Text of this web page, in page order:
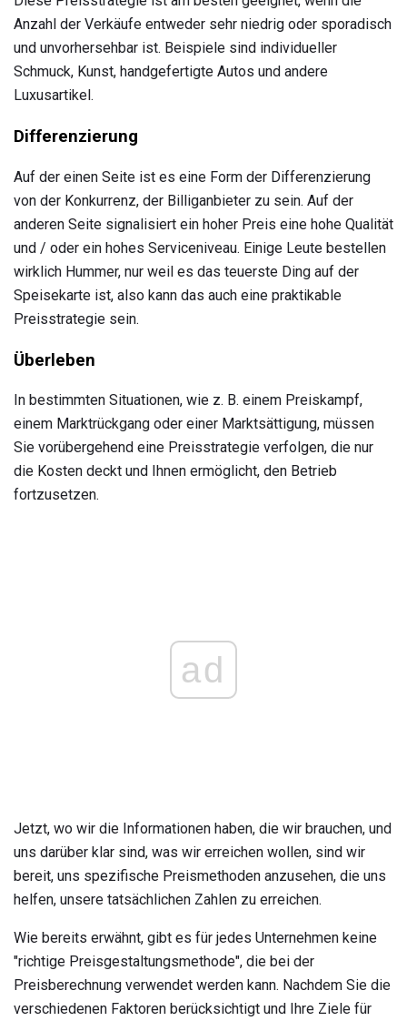
Anzahl der Verkäufe entweder sehr niedrig oder sporadisch
und unvorhersehbar ist. Beispiele sind individueller
Schmuck, Kunst, handgefertigte Autos und andere
Luxusartikel.
Differenzierung
Auf der einen Seite ist es eine Form der Differenzierung
von der Konkurrenz, der Billiganbieter zu sein. Auf der
anderen Seite signalisiert ein hoher Preis eine hohe Qualität
und / oder ein hohes Serviceniveau. Einige Leute bestellen
wirklich Hummer, nur weil es das teuerste Ding auf der
Speisekarte ist, also kann das auch eine praktikable
Preisstrategie sein.
Überleben
In bestimmten Situationen, wie z. B. einem Preiskampf,
einem Marktrückgang oder einer Marktsättigung, müssen
Sie vorübergehend eine Preisstrategie verfolgen, die nur
die Kosten deckt und Ihnen ermöglicht, den Betrieb
fortzusetzen.
ad
Jetzt, wo wir die Informationen haben, die wir brauchen, und
uns darüber klar sind, was wir erreichen wollen, sind wir
bereit, uns spezifische Preismethoden anzusehen, die uns
helfen, unsere tatsächlichen Zahlen zu erreichen.
Wie bereits erwähnt, gibt es für jedes Unternehmen keine
"richtige Preisgestaltungsmethode", die bei der
Preisberechnung verwendet werden kann. Nachdem Sie die
verschiedenen Faktoren berücksichtigt und Ihre Ziele für